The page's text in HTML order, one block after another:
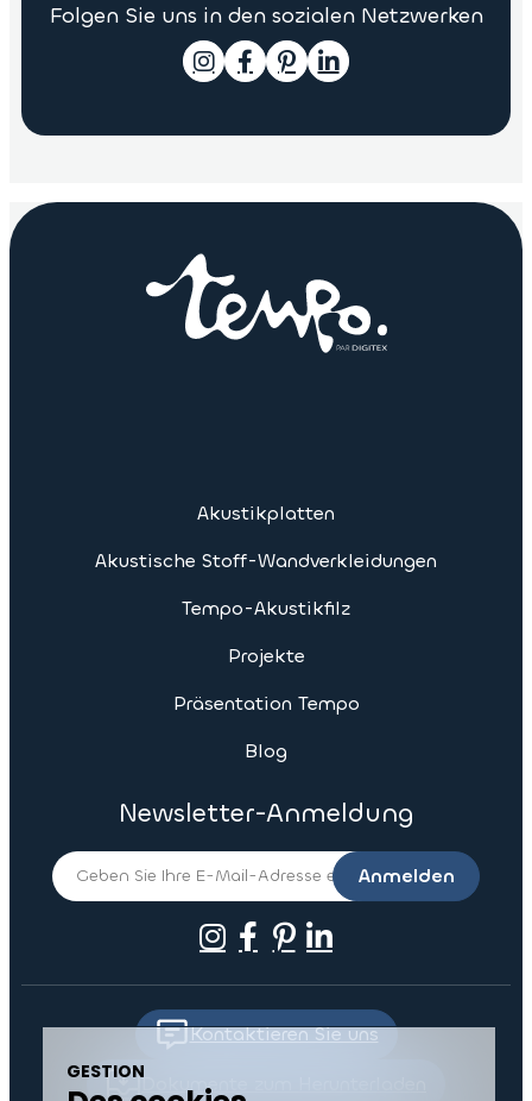
Folgen Sie uns in den sozialen Netzwerken
Newsletter-Anmeldung
Anmelden
Kontaktieren Sie uns
Dokumente zum Herunterladen
GESTION